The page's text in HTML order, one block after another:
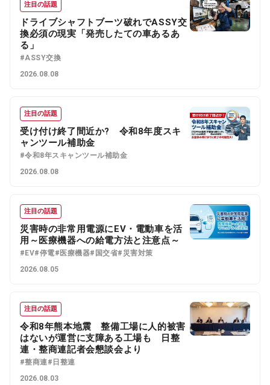
注目の話題
ドライブシャフトブーツ破れでASSY交
換必須の現実「発売したての車あるあ
る」
#ASSY交換
2026.08.08
注目の話題
受け付け終了間近か? 令和8年度スキ
ャンツール補助金
#令和8年スキャンツール補助金
2026.08.08
注目の話題
災害時の非常用電源にEV・電動車を活
用～医療機器への給電方法と注意点～
#EV#停電#医療機器#国交省#災害対策
2026.08.05
注目の話題
令和8年熊本地震 整備工場に人的被害
はないが運営に支障ある工場も 日整
連・整商連記者会懇談会より
#整商連#日整連
2026.08.03